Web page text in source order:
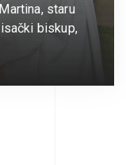
staru
biskup,